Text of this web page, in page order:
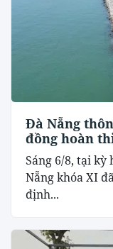
Đà Nẵng
đồng hoàn
Sáng 6/8, tại
Nẵng khóa XI
định...